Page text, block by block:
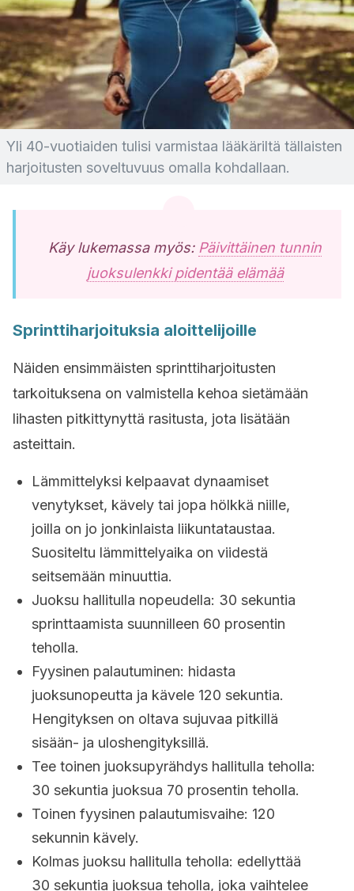
Yli 40-vuotiaiden tulisi varmistaa lääkäriltä tällaisten
harjoitusten soveltuvuus omalla kohdallaan.
Käy lukemassa myös: Päivittäinen tunnin
juoksulenkki pidentää elämää
Sprinttiharjoituksia aloittelijoille
Näiden ensimmäisten sprinttiharjoitusten
tarkoituksena on valmistella kehoa sietämään
lihasten pitkittynyttä rasitusta, jota lisätään
asteittain.
Lämmittelyksi kelpaavat dynaamiset
venytykset, kävely tai jopa hölkkä niille,
joilla on jo jonkinlaista liikuntataustaa.
Suositeltu lämmittelyaika on viidestä
seitsemään minuuttia.
Juoksu hallitulla nopeudella: 30 sekuntia
sprinttaamista suunnilleen 60 prosentin
teholla.
Fyysinen palautuminen: hidasta
juoksunopeutta ja kävele 120 sekuntia.
Hengityksen on oltava sujuvaa pitkillä
sisään- ja uloshengityksillä.
Tee toinen juoksupyrähdys hallitulla teholla:
30 sekuntia juoksua 70 prosentin teholla.
Toinen fyysinen palautumisvaihe: 120
sekunnin kävely.
Kolmas juoksu hallitulla teholla: edellyttää
30 sekuntia juoksua teholla, joka vaihtelee